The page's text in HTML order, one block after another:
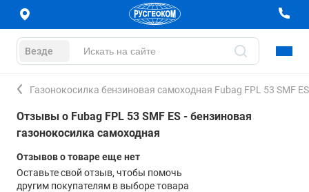
Везде
Газонокосилка бензиновая самоходная Fubag FPL 53 SMF ES
Отзывы о Fubag FPL 53 SMF ES - бензиновая
газонокосилка самоходная
Отзывов о товаре еще нет
Оставьте свой отзыв, чтобы помочь
другим покупателям в выборе товара